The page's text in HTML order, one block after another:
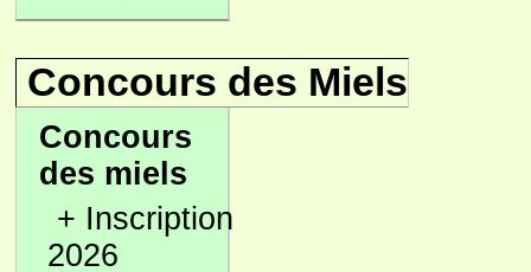
Concours des Miels
Concours
des miels
+ Inscription
2026